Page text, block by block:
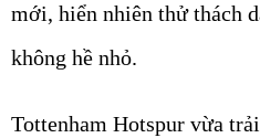
mới, hiển nhiên thử thách
không hề nhỏ.
Tottenham Hotspur vừa